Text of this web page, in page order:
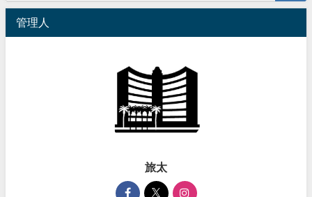
管理人
旅太